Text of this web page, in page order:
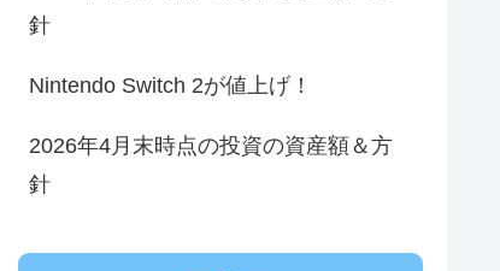
針
Nintendo Switch 2が値上げ！
2026年4月末時点の投資の資産額＆方
針